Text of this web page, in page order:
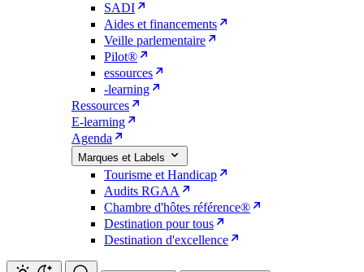
SADI
Aides et financements
Veille parlementaire
Pilot®
essources
-learning
Ressources
E-learning
Agenda
Marques et Labels
Tourisme et Handicap
Audits RGAA
Chambre d'hôtes référence®
Destination pour tous
Destination d'excellence